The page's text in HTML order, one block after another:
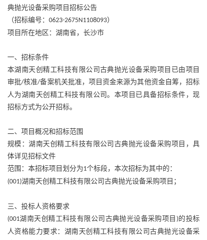
典抛光设备采购项目招标公告
（招标编号： 0623-2675N1108093）
项目所在地区：湖南省，长沙市
一、招标条件
本湖南天创精工科技有限公司古典抛光设备采购项目已由项目
审批/核准/备案机关批准，项目资金来源为其他资金自筹，招标
人为湖南天创精工科技有限公司。本项目已具备招标条件，现
招标方式为公开招标。
二、项目概况和招标范围
规模：湖南天创精工科技有限公司古典抛光设备采购项目，具
体详见招标文件
范围：本招标项目划分为1个标段，本次招标为其中的：
(001)湖南天创精工科技有限公司古典抛光设备采购项目；
三、投标人资格要求
(001湖南天创精工科技有限公司古典抛光设备采购项目 )的投标
人资格能力要求：湖南天创精工科技有限公司古典抛光设备采